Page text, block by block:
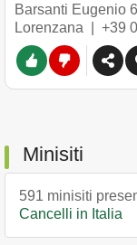
Barsanti Eugenio 6
Lorenzana | +39
Minisiti
591 minisiti
Cancelli in Italia